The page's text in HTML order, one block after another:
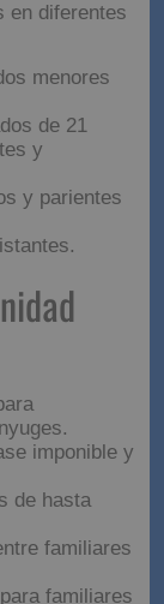
en diferentes
menores
de 21
y
y parientes
imponible y
de hasta
familiares
familiares